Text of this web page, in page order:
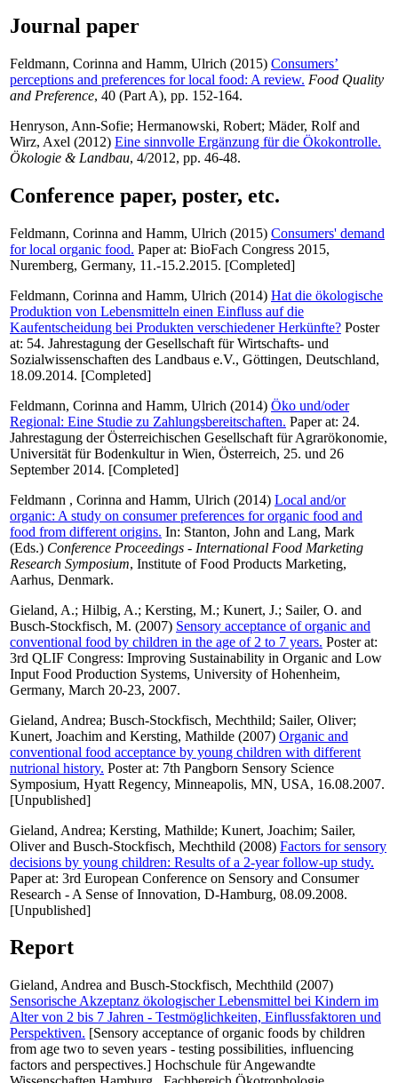
Journal paper
Feldmann, Corinna and Hamm, Ulrich (2015) Consumers’
perceptions and preferences for local food: A review. Food Quality
and Preference, 40 (Part A), pp. 152-164.
Henryson, Ann-Sofie; Hermanowski, Robert; Mäder, Rolfand
Wirz, Axel (2012) Eine sinnvolle Ergänzung für die Ökokontrolle.
Ökologie & Landbau, 4/2012, pp. 46-48.
Conference paper, poster, etc.
Feldmann, Corinna and Hamm, Ulrich (2015) Consumers' demand
for local organic food. Paper at: BioFach Congress 2015,
Nuremberg, Germany, 11.-15.2.2015. [Completed]
Feldmann, Corinna and Hamm, Ulrich (2014) Hat die ökologische
Produktion von Lebensmitteln einen Einfluss auf die
Kaufentscheidung bei Produkten verschiedener Herkünfte? Poster
at: 54. Jahrestagung der Gesellschaft für Wirtschafts- und
Sozialwissenschaften des Landbaus e.V., Göttingen, Deutschland,
18.09.2014. [Completed]
Feldmann, Corinna and Hamm, Ulrich (2014) Öko und/oder
Regional: Eine Studie zu Zahlungsbereitschaften. Paper at: 24.
Jahrestagung der Österreichischen Gesellschaft für Agrarökonomie,
Universität für Bodenkultur in Wien, Österreich, 25. und 26
September 2014. [Completed]
Feldmann , Corinna and Hamm, Ulrich (2014) Local and/or
organic: A study on consumer preferences for organic food and
food from different origins. In: Stanton, John and Lang, Mark
(Eds.) Conference Proceedings - International Food Marketing
Research Symposium, Institute of Food Products Marketing,
Aarhus, Denmark.
Gieland, A.; Hilbig, A.; Kersting, M.; Kunert, J.; Sailer, O. and
Busch-Stockfisch, M. (2007) Sensory acceptance of organic and
conventional food by children in the age of 2 to 7 years. Poster at:
3rd QLIF Congress: Improving Sustainability in Organic and Low
Input Food Production Systems, University of Hohenheim,
Germany, March 20-23, 2007.
Gieland, Andrea; Busch-Stockfisch, Mechthild; Sailer, Oliver;
Kunert, Joachim and Kersting, Mathilde (2007) Organic and
conventional food acceptance by young children with different
nutrional history. Poster at: 7th Pangborn Sensory Science
Symposium, Hyatt Regency, Minneapolis, MN, USA, 16.08.2007.
[Unpublished]
Gieland, Andrea; Kersting, Mathilde; Kunert, Joachim; Sailer,
Oliverand Busch-Stockfisch, Mechthild (2008) Factors for sensory
decisions by young children: Results of a 2-year follow-up study.
Paper at: 3rd European Conference on Sensory and Consumer
Research - A Sense of Innovation, D-Hamburg, 08.09.2008.
[Unpublished]
Report
Gieland, Andrea and Busch-Stockfisch, Mechthild (2007)
Sensorische Akzeptanz ökologischer Lebensmittel bei Kindern im
Alter von 2 bis 7 Jahren - Testmöglichkeiten, Einflussfaktoren und
Perspektiven. [Sensory acceptance of organic foods by children
from age two to seven years - testing possibilities, influencing
factors and perspectives.] Hochschule für Angewandte